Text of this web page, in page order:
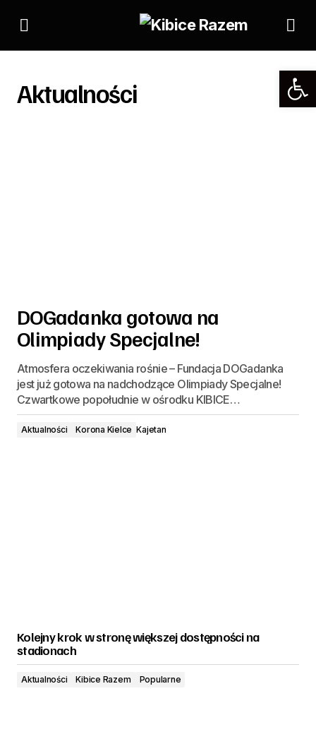
Aktualności
DOGadanka gotowa na
Olimpiady Specjalne!
Atmosfera oczekiwania rośnie – Fundacja DOGadanka
jest już gotowa na nadchodzące Olimpiady Specjalne!
Czwartkowe popołudnie w ośrodku KIBICE…
Aktualności Korona Kielce Kajetan
Kolejny krok w stronę większej dostępności na
stadionach
Aktualności Kibice Razem Popularne